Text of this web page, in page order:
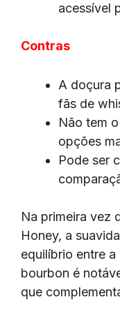
acessível
Contras
A doçura
fãs de
Não tem
opções
Pode ser
Na primeira vez
Honey, a
equilíbrio entre
bourbon é
que